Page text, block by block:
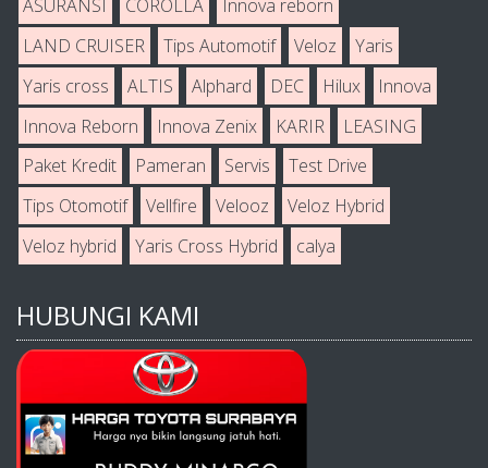
ASURANSI
COROLLA
Innova reborn
LAND CRUISER
Tips Automotif Veloz
Yaris
Yaris cross
ALTIS Alphard DEC Hilux
Innova
Innova Reborn
Innova Zenix KARIR
LEASING
Paket Kredit
Pameran Servis
Test Drive
Tips Otomotif
Vellfire Velooz
Veloz Hybrid
Veloz hybrid
Yaris Cross Hybrid calya
HUBUNGI KAMI